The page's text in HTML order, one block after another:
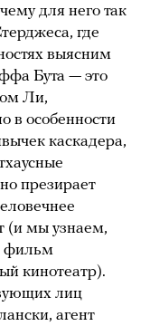
для него так
где
выясним
Бута — это
Ли,
в особенности
каскадера,
презирает
(и мы узнаем,
фильм
кинотеатр).
лиц
агент